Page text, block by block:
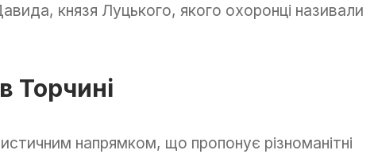
князя Луцького, якого охоронці називали
Торчині
напрямком, що пропонує різноманітні